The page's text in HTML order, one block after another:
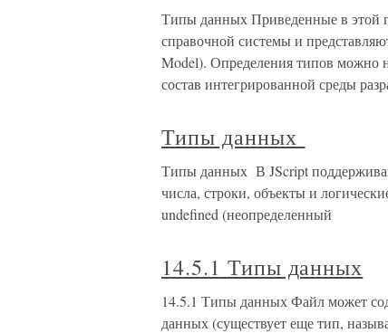
Типы данных Приведенные в этой
справочной системы и
Model). Определения типов можно
состав интегрированной среды
Типы данных
Типы данных В JScript
числа, строки, объекты и
undefined (неопределенный
14.5.1 Типы данных
14.5.1 Типы данных Файл может
данных (существует еще тип,